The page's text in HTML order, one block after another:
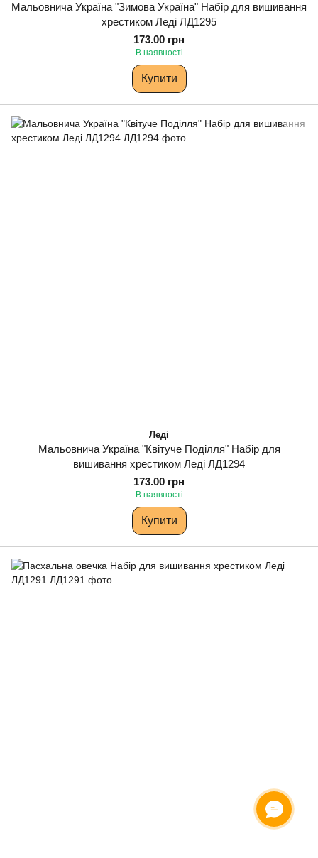
Мальовнича Україна "Зимова Україна" Набір для вишивання
хрестиком Леді ЛД1295
173.00 грн
В наявності
Купити
Леді
Мальовнича Україна "Квітуче Поділля" Набір для
вишивання хрестиком Леді ЛД1294
173.00 грн
В наявності
Купити